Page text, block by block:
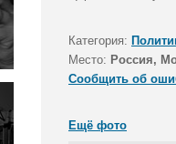
Категория:
Место: Россия,
Сообщить об
Ещё фото